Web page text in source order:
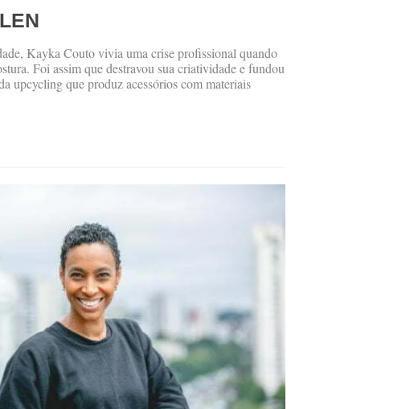
Kayka Couto vivia uma crise profissional quando
Foi assim que destravou sua criatividade e fundou
upcycling que produz acessórios com materiais